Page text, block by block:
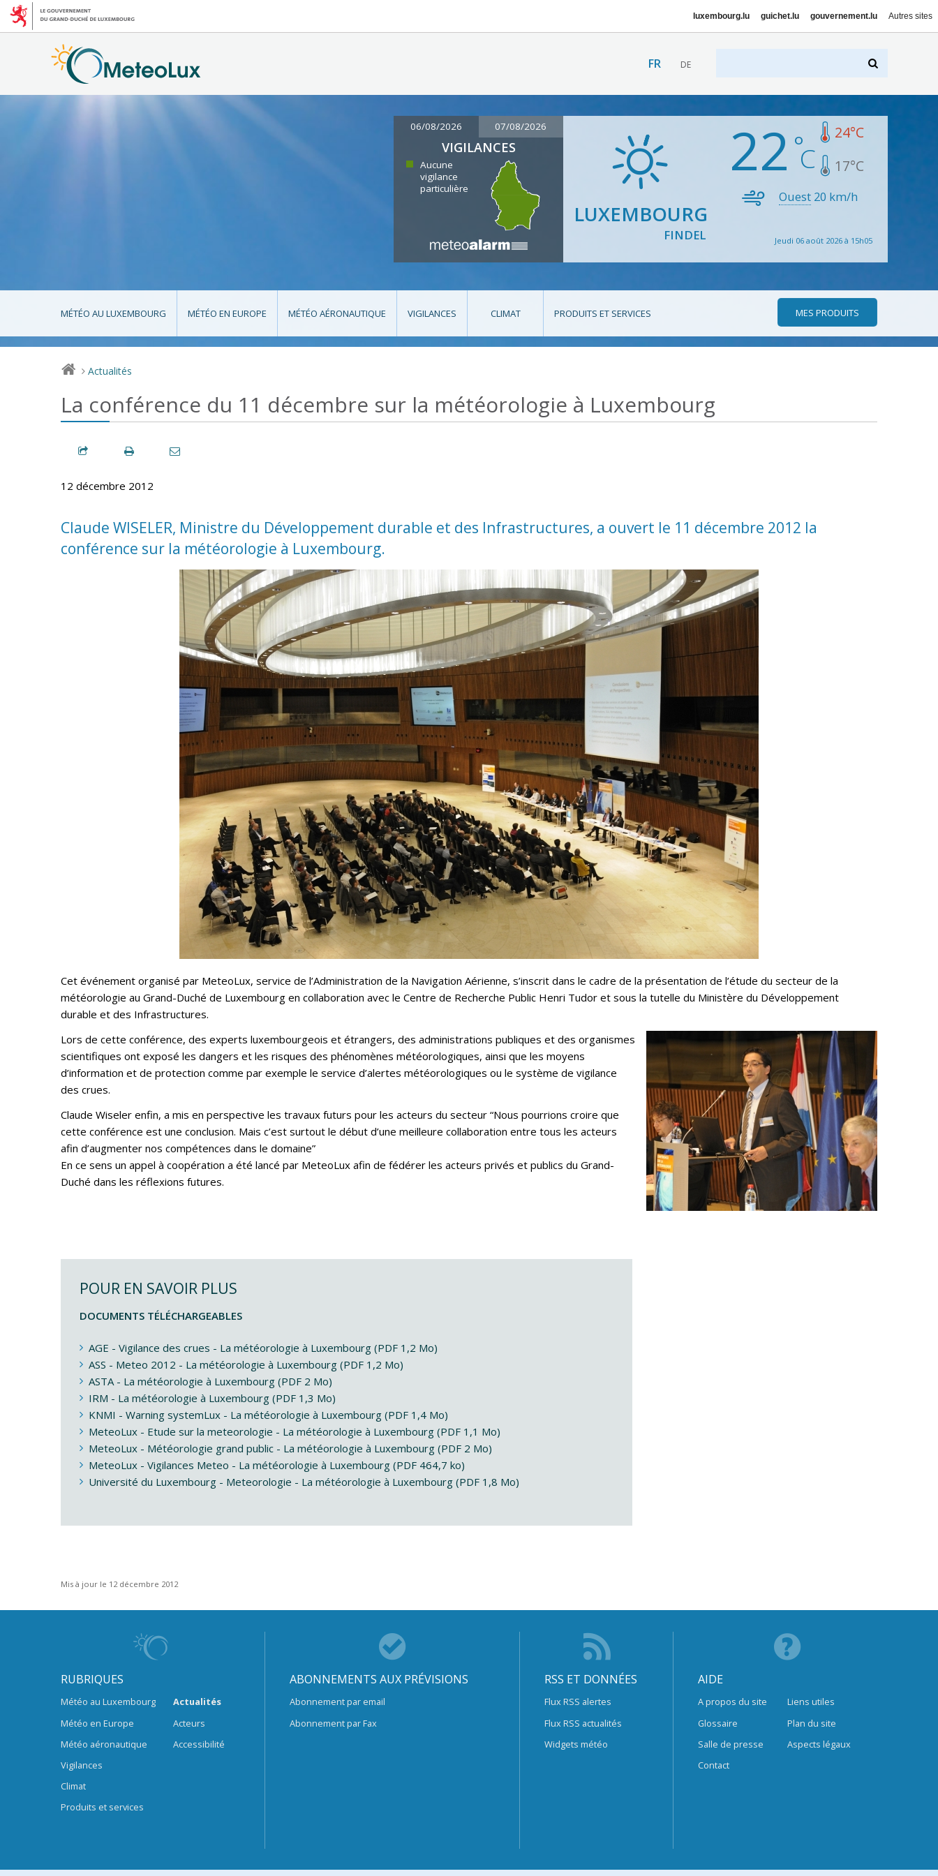
luxembourg.lu guichet.lu gouvernement.lu Autres sites
FR DE
06/08/2026 07/08/2026
VIGILANCES
Aucune
vigilance
particulière
LUXEMBOURG
FINDEL
22 24°C
17°C
Ouest 20 km/h
Jeudi 06 août 2026 à 15h05
MÉTÉO AU LUXEMBOURG MÉTÉO EN EUROPE MÉTÉO AÉRONAUTIQUE VIGILANCES CLIMAT PRODUITS ET SERVICES MES PRODUITS
> Actualités
La conférence du 11 décembre sur la météorologie à Luxembourg
12 décembre 2012
Claude WISELER, Ministre du Développement durable et des Infrastructures, a ouvert le 11 décembre 2012 la
conférence sur la météorologie à Luxembourg.
Cet événement organisé par MeteoLux, service de l’Administration de la Navigation Aérienne, s’inscrit dans le cadre de la présentation de l’étude du secteur de la
météorologie au Grand-Duché de Luxembourg en collaboration avec le Centre de Recherche Public Henri Tudor et sous la tutelle du Ministère du Développement
durable et des Infrastructures.
Lors de cette conférence, des experts luxembourgeois et étrangers, des administrations publiques et des organismes
scientifiques ont exposé les dangers et les risques des phénomènes météorologiques, ainsi que les moyens
d’information et de protection comme par exemple le service d’alertes météorologiques ou le système de vigilance
des crues.
Claude Wiseler enfin, a mis en perspective les travaux futurs pour les acteurs du secteur “Nous pourrions croire que
cette conférence est une conclusion. Mais c’est surtout le début d’une meilleure collaboration entre tous les acteurs
afin d’augmenter nos compétences dans le domaine”
En ce sens un appel à coopération a été lancé par MeteoLux afin de fédérer les acteurs privés et publics du Grand-
Duché dans les réflexions futures.
POUR EN SAVOIR PLUS
DOCUMENTS TÉLÉCHARGEABLES
AGE - Vigilance des crues - La météorologie à Luxembourg (PDF 1,2 Mo)
ASS - Meteo 2012 - La météorologie à Luxembourg (PDF 1,2 Mo)
ASTA - La météorologie à Luxembourg (PDF 2 Mo)
IRM - La météorologie à Luxembourg (PDF 1,3 Mo)
KNMI - Warning systemLux - La météorologie à Luxembourg (PDF 1,4 Mo)
MeteoLux - Etude sur la meteorologie - La météorologie à Luxembourg (PDF 1,1 Mo)
MeteoLux - Météorologie grand public - La météorologie à Luxembourg (PDF 2 Mo)
MeteoLux - Vigilances Meteo - La météorologie à Luxembourg (PDF 464,7 ko)
Université du Luxembourg - Meteorologie - La météorologie à Luxembourg (PDF 1,8 Mo)
Mis à jour le 12 décembre 2012
RUBRIQUES
Météo au Luxembourg
Météo en Europe
Météo aéronautique
Vigilances
Climat
Produits et services
Actualités
Acteurs
Accessibilité
ABONNEMENTS AUX PRÉVISIONS
Abonnement par email
Abonnement par Fax
RSS ET DONNÉES
Flux RSS alertes
Flux RSS actualités
Widgets météo
AIDE
A propos du site
Glossaire
Salle de presse
Contact
Liens utiles
Plan du site
Aspects légaux